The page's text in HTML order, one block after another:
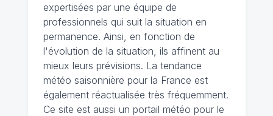
expertisées par une équipe de
professionnels qui suit la situation en
permanence. Ainsi, en fonction de
l'évolution de la situation, ils affinent au
mieux leurs prévisions. La tendance
météo saisonnière pour la France est
également réactualisée très fréquemment.
Ce site est aussi un portail météo pour le